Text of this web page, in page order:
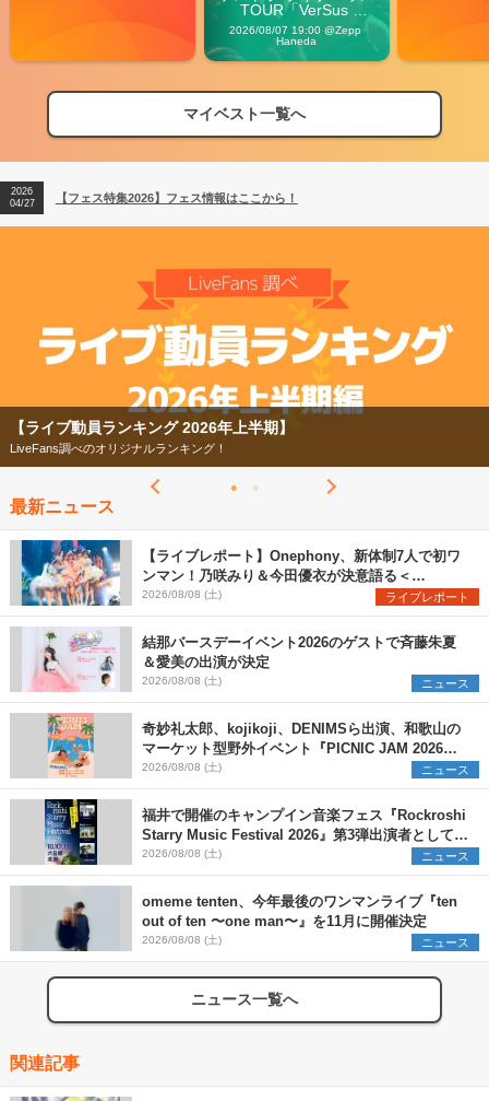
TOUR「VerSus
Carnival」
2026/08/07 19:00 @Zepp
Haneda
マイベスト一覧へ
【フェス特集2026】フェス情報はここから！
【ライブ動員ランキング】2026年上半期編発表！
2026
04/27
【フェス特集2026】フェス情報はここから！
2026
【ライブ動員ランキング 2026年上半期】
LiveFans調べのオリジナルランキング！
最新ニュース
【ライブレポート】Onephony、新体制7人で初ワ
ンマン！乃咲みり＆今田優衣が決意語る＜
Onephony新体制1st Oneman Live はじまりの夏
＞
2026/08/08 (土) ライブレポート
結那バースデーイベント2026のゲストで斉藤朱夏
＆愛美の出演が決定
2026/08/08 (土) ニュース
奇妙礼太郎、kojikoji、DENIMSら出演、和歌山の
マーケット型野外イベント『PICNIC JAM 2026』
早割チケット発売開始
2026/08/08 (土) ニュース
福井で開催のキャンプイン音楽フェス『Rockroshi
Starry Music Festival 2026』第3弾出演者として
SCOOBIE DO、かりゆし58、Reiを発表
2026/08/08 (土) ニュース
omeme tenten、今年最後のワンマンライブ『ten
out of ten 〜one man〜』を11月に開催決定
2026/08/08 (土) ニュース
ニュース一覧へ
関連記事